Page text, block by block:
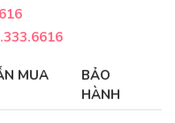
MUA
BẢO
HÀNH